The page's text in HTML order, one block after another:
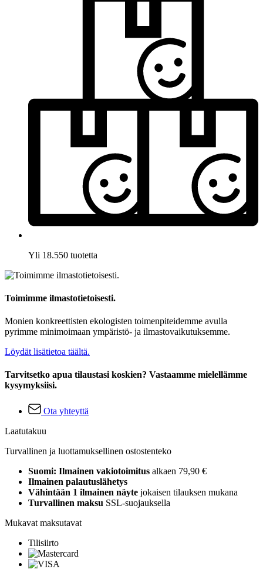
Yli 18.550 tuotetta
Toimimme ilmastotietoisesti.
Monien konkreettisten ekologisten toimenpiteidemme avulla
pyrimme minimoimaan ympäristö- ja ilmastovaikutuksemme.
Löydät lisätietoa täältä.
Tarvitsetko apua tilaustasi koskien? Vastaamme mielellämme
kysymyksiisi.
Ota yhteyttä
Laatutakuu
Turvallinen ja luottamuksellinen ostostenteko
Suomi: Ilmainen vakiotoimitus alkaen 79,90 €
Ilmainen palautuslähetys
Vähintään 1 ilmainen näyte jokaisen tilauksen mukana
Turvallinen maksu SSL-suojauksella
Mukavat maksutavat
Tilisiirto